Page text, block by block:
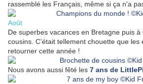
rassemblé les Français, même si ça n'a
Août
De superbes vacances en Bretagne puis à
cousins. C’était tellement chouette que
retourner cette année !
Nous avons aussi fêté les 7 ans de